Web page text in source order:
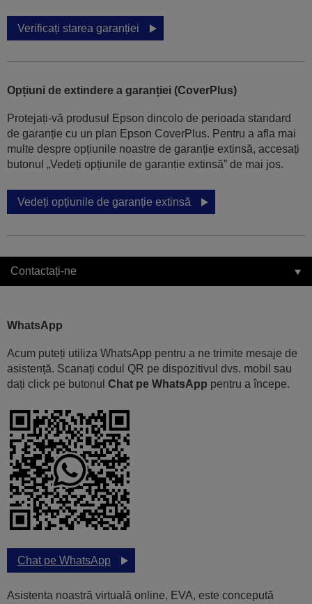
Verificați starea garanției
Opțiuni de extindere a garanției (CoverPlus)
Protejați-vă produsul Epson dincolo de perioada standard
de garanție cu un plan Epson CoverPlus. Pentru a afla mai
multe despre opțiunile noastre de garanție extinsă, accesați
butonul „Vedeți opțiunile de garanție extinsă” de mai jos.
Vedeți opțiunile de garanție extinsă
Contactați-ne
WhatsApp
Acum puteți utiliza WhatsApp pentru a ne trimite mesaje de
asistență. Scanați codul QR pe dispozitivul dvs. mobil sau
dați click pe butonul Chat pe WhatsApp pentru a începe.
Chat pe WhatsApp
Asistenta noastră virtuală online, EVA, este concepută